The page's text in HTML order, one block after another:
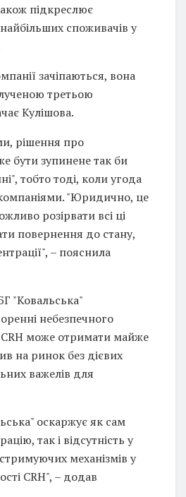
підкреслює
споживачів у
зачіпаються, вона
третьою
Кулішова.
рішення про
бути зупинене так би
тобто тоді, коли угода
"Юридично, це
розірвати всі ці
повернення до стану,
– пояснила
"Ковальська"
небезпечного
може отримати майже
на ринок без дієвих
важелів для
оскаржує як сам
так і відсутність у
механізмів у
CRH", – додав